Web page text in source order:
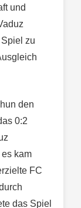
und
zu
den
0:2
kam
FC
das Spiel